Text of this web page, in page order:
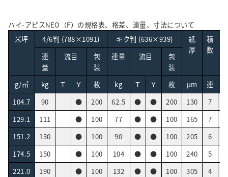
ハイ-アピスNEO（F）の規格表、格差、連量、寸法について
米坪
4/6判 (788×1091) キク判 (636×939)
紙
厚
積
数
連
量
流目
包
装
連量 流目
包
装
g/㎡
kg Ｔ Ｙ 枚 kg Ｔ Ｙ 枚 µm 連
104.7
90 ● 200 62.5 ● ● 200 130 7
129.1
111 ● 100 77 ● ● 100 165 7
151.2
130 ● 100 90 ● ● 100 205 6
174.5
150 ● 100 104 ● ● 100 240 5
221.0
190 ● 100 132 ● ● 100 305 4